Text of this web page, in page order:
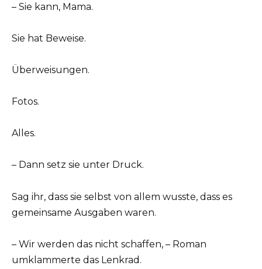
– Sie kann, Mama.
Sie hat Beweise.
Überweisungen.
Fotos.
Alles.
– Dann setz sie unter Druck.
Sag ihr, dass sie selbst von allem wusste, dass es
gemeinsame Ausgaben waren.
– Wir werden das nicht schaffen, – Roman
umklammerte das Lenkrad.